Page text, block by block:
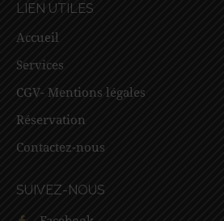
LIEN UTILES
Accueil
Services
CGV- Mentions légales
Réservation
Contactez-nous
SUIVEZ-NOUS